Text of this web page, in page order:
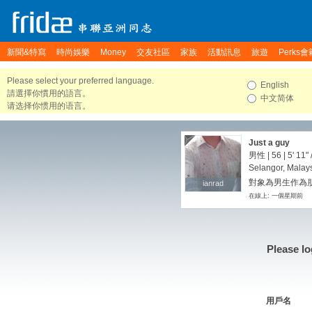
新聞&特寫 時尚娛樂 Money 交友社區 家族 活動訊息 旅遊 Perks會
Please select your preferred language.
請選擇你慣用的語言。
请选择你惯用的语言。
English
中文简体
ianrad
ianrad
Just a guy
男性 | 56 | 5' 11"
Selangor,
對象為男生作為
在線上: 一個星期前
Please
用戶名